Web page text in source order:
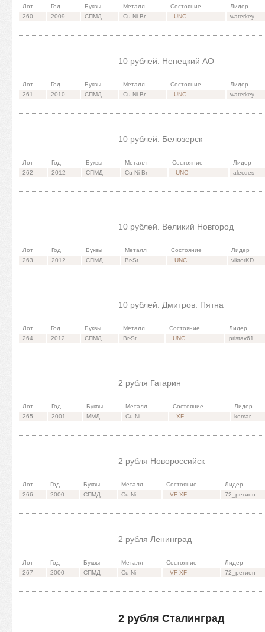
Лот Год Буквы Металл Состояние
Лидер
260
2009 СПМД Cu-Ni-Br UNC- waterkey
10 рублей. Ненецкий АО
Лот Год Буквы Металл Состояние
Лидер
261
2010 СПМД Cu-Ni-Br UNC- waterkey
10 рублей. Белозерск
Лот Год Буквы Металл Состояние
Лидер
262
2012 СПМД Cu-Ni-Br UNC alecdes
10 рублей. Великий Новгород
Лот Год Буквы Металл Состояние
Лидер
263
2012 СПМД Br-St UNC viktorKD
10 рублей. Дмитров. Пятна
Лот Год Буквы Металл Состояние
Лидер
264
2012 СПМД Br-St UNC pristav61
2 рубля Гагарин
Лот Год Буквы Металл Состояние
Лидер
265
2001 ММД Cu-Ni XF komar
2 рубля Новороссийск
Лот Год Буквы Металл Состояние
Лидер
266
2000 СПМД Cu-Ni VF-XF 72_регион
2 рубля Ленинград
Лот Год Буквы Металл Состояние
Лидер
267
2000 СПМД Cu-Ni VF-XF 72_регион
2 рубля Сталинград